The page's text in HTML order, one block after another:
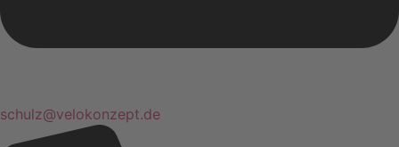
schulz@velokonzept.de